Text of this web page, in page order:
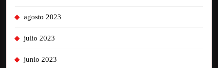
agosto 2023
julio 2023
junio 2023